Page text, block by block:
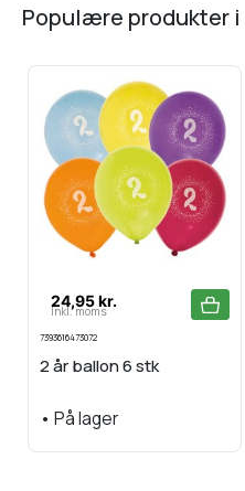
populære produkter
24,95 kr.
Inkl. moms
7393616473072
2 år ballon 6 stk
• På lager